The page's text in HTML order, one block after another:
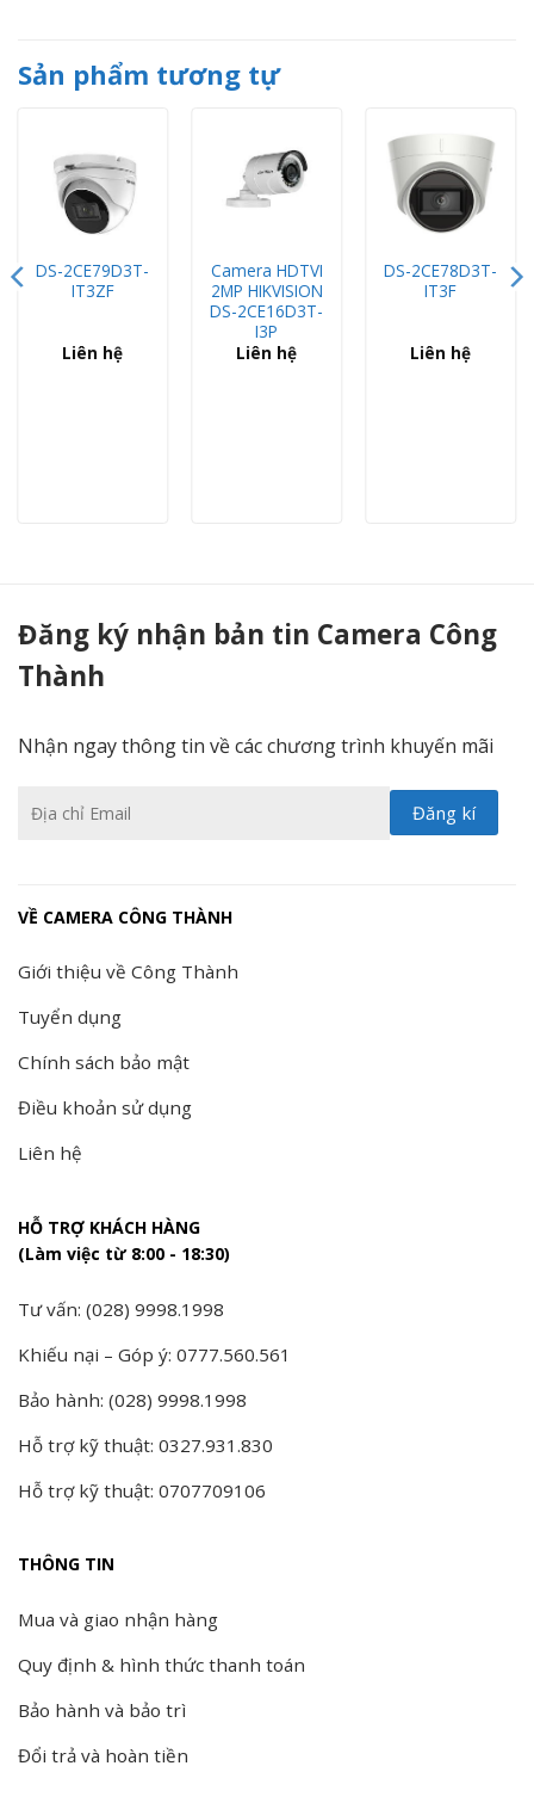
Sản phẩm tương tự
DS-2CE79D3T-
IT3ZF
Liên hệ
Camera HDTVI
2MP HIKVISION
DS-2CE16D3T-
I3P
Liên hệ
DS-2CE78D3T-
IT3F
Liên hệ
Đăng ký nhận bản tin Camera Công
Thành
Nhận ngay thông tin về các chương trình khuyến mãi
VỀ CAMERA CÔNG THÀNH
Giới thiệu về Công Thành
Tuyển dụng
Chính sách bảo mật
Điều khoản sử dụng
Liên hệ
HỖ TRỢ KHÁCH HÀNG
(Làm việc từ 8:00 - 18:30)
Tư vấn: (028) 9998.1998
Khiếu nại – Góp ý: 0777.560.561
Bảo hành: (028) 9998.1998
Hỗ trợ kỹ thuật: 0327.931.830
Hỗ trợ kỹ thuật: 0707709106
THÔNG TIN
Mua và giao nhận hàng
Quy định & hình thức thanh toán
Bảo hành và bảo trì
Đổi trả và hoàn tiền